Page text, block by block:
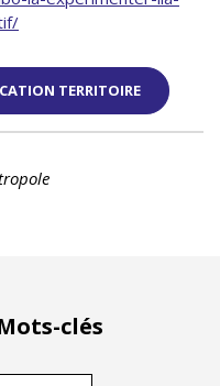
TERRITOIRE
clés